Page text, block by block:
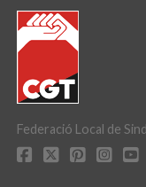
Federació Local de